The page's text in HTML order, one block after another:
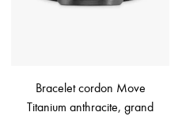
Bracelet cordon Move
Titanium anthracite, grand